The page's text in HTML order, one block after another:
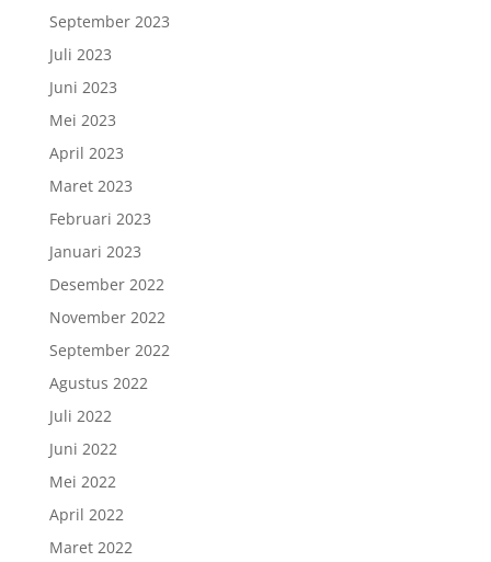
September 2023
Juli 2023
Juni 2023
Mei 2023
April 2023
Maret 2023
Februari 2023
Januari 2023
Desember 2022
November 2022
September 2022
Agustus 2022
Juli 2022
Juni 2022
Mei 2022
April 2022
Maret 2022